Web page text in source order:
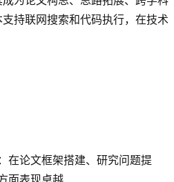
持联网搜索和代码执行，在技术
：在论文框架搭建、研究问题提
面表现卓越